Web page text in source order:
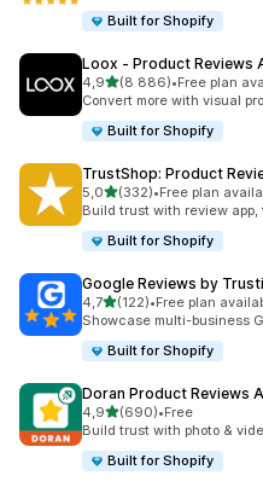
Built for Shopify
Loox ‑ Product Reviews
4,9na 5 gwiazdek
(8 886)
Łączna liczba recenzji:
•Free plan
Convert more with visual
Built for Shopify
TrustShop: Product
5,0na 5 gwiazdek
(332)
Łączna liczba recenzji: 332
•Free plan
Build trust with review
Built for Shopify
Google Reviews by
4,7na 5 gwiazdek
(122)
Łączna liczba recenzji: 122
•Free plan
Showcase multi-business
Built for Shopify
Doran Product Reviews
4,9na 5 gwiazdek
(690)
Łączna liczba recenzji: 690
•Free
Build trust with photo &
Built for Shopify